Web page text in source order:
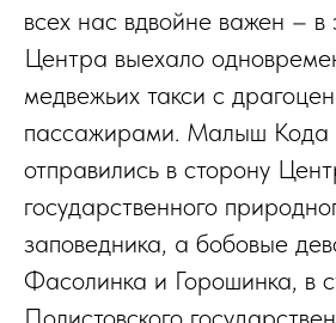
всех нас вдвойне важен – в
Центра выехало
медвежьих такси с
пассажирами. Малыш
отправились в сторону
государственного
заповедника, а бобовые
Фасолинка и Горошинка, в